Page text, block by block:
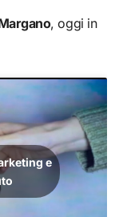
, oggi in
e